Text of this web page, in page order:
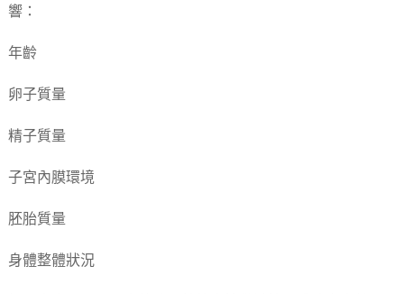
響：
年齡
卵子質量
精子質量
子宮內膜環境
胚胎質量
身體整體狀況